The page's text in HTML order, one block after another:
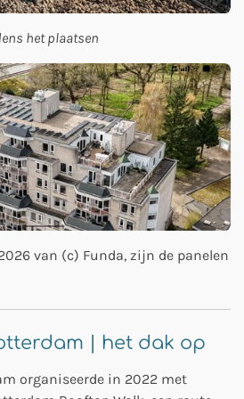
het plaatsen
van (c) Funda, zijn de panelen
| het dak op
organiseerde in 2022 met